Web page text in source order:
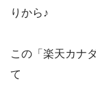
りから♪
この「楽天カナ
て